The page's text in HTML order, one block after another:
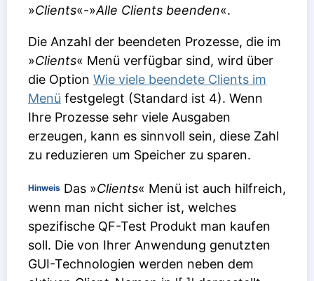
»Clients«-»Alle Clients beenden«.
Die Anzahl der beendeten Prozesse, die im
»Clients« Menü verfügbar sind, wird über
die Option Wie viele beendete Clients im
Menü festgelegt (Standard ist 4). Wenn
Ihre Prozesse sehr viele Ausgaben
erzeugen, kann es sinnvoll sein, diese Zahl
zu reduzieren um Speicher zu sparen.
Hinweis Das »Clients« Menü ist auch hilfreich,
wenn man nicht sicher ist, welches
spezifische QF-Test Produkt man kaufen
soll. Die von Ihrer Anwendung genutzten
GUI-Technologien werden neben dem